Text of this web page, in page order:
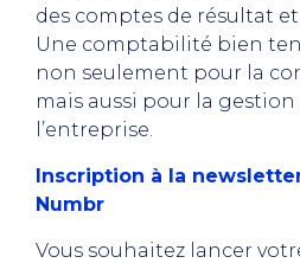
des comptes de résultat et
Une comptabilité bien
non seulement pour la
mais aussi pour la
l’entreprise.
Inscription à la
Numbr
Vous souhaitez lancer